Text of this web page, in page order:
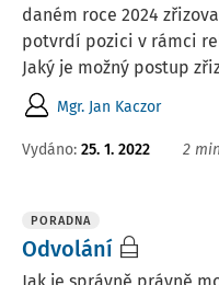
daném roce 2024
potvrdí pozici v rámci
Jaký je možný postup
Mgr. Jan Kaczor
Vydáno: 25. 1. 2022 2
PORADNA
Odvolání